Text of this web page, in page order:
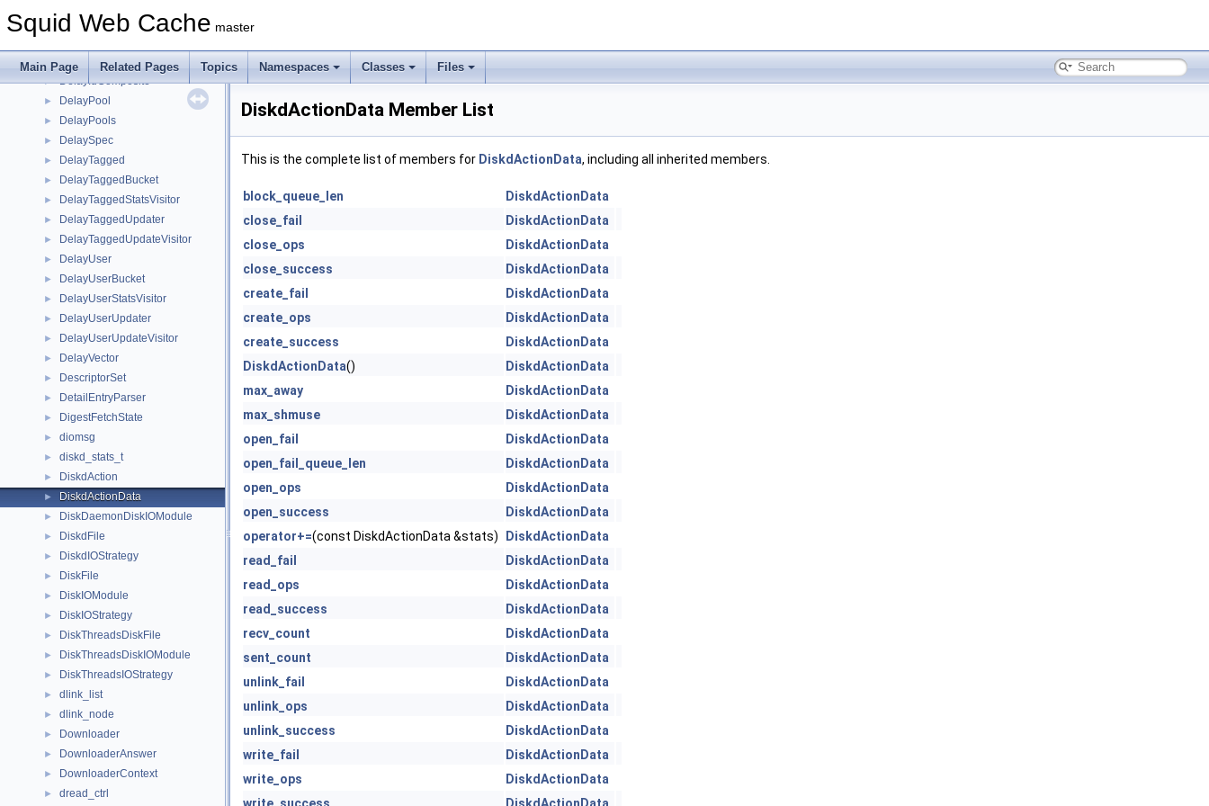
Squid Web Cache master
Main Page Related Pages Topics Namespaces Classes Files
► DelayedAsyncCalls
►
► DelayIdComposite
► DelayPool
► DelayPools
► DelaySpec
► DelayTagged
► DelayTaggedBucket
► DelayTaggedStatsVisitor
► DelayTaggedUpdater
► DelayTaggedUpdateVisitor
► DelayUser
► DelayUserBucket
► DelayUserStatsVisitor
► DelayUserUpdater
► DelayUserUpdateVisitor
► DelayVector
► DescriptorSet
► DetailEntryParser
► DigestFetchState
► diomsg
► diskd_stats_t
► DiskdAction
► DiskdActionData
► DiskDaemonDiskIOModule
► DiskdFile
► DiskdIOStrategy
► DiskFile
► DiskIOModule
► DiskIOStrategy
► DiskThreadsDiskFile
► DiskThreadsDiskIOModule
► DiskThreadsIOStrategy
► dlink_list
► dlink_node
► Downloader
► DownloaderAnswer
► DownloaderContext
► dread_ctrl
DiskdActionData Member List
This is the complete list of members for DiskdActionData, including all inherited members.
block_queue_len
DiskdActionData
close_fail
DiskdActionData
close_ops
DiskdActionData
close_success
DiskdActionData
create_fail
DiskdActionData
create_ops
DiskdActionData
create_success
DiskdActionData
DiskdActionData()
DiskdActionData
max_away
DiskdActionData
max_shmuse
DiskdActionData
open_fail
DiskdActionData
open_fail_queue_len
DiskdActionData
open_ops
DiskdActionData
open_success
DiskdActionData
operator+=(const DiskdActionData &stats)
DiskdActionData
read_fail
DiskdActionData
read_ops
DiskdActionData
read_success
DiskdActionData
recv_count
DiskdActionData
sent_count
DiskdActionData
unlink_fail
DiskdActionData
unlink_ops
DiskdActionData
unlink_success
DiskdActionData
write_fail
DiskdActionData
write_ops
DiskdActionData